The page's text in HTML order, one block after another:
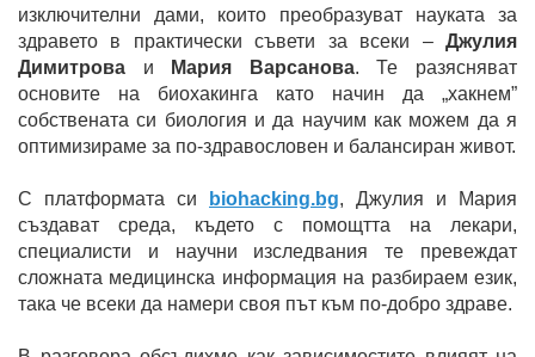
изключителни дами, които преобразуват науката за
здравето в практически съвети за всеки – Джулия
Димитрова и Мария Варсанова. Те разясняват
основите на биохакинга като начин да „хакнем”
собствената си биология и да научим как можем да я
оптимизираме за по-здравословен и балансиран живот.
С платформата си biohacking.bg, Джулия и Мария
създават среда, където с помощтта на лекари,
специалисти и научни изследвания те превеждат
сложната медицинска информация на разбираем език,
така че всеки да намери своя път към по-добро здраве.